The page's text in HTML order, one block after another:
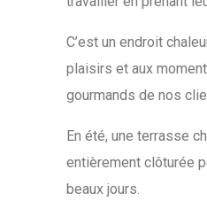
C’est un endroit
plaisirs et aux
gourmands de nos
En été, une terrasse
entièrement clôturée
beaux jours.